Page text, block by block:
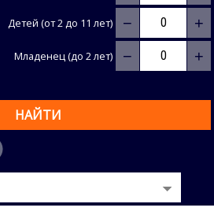
Детей (от 2 до 11 лет) − +
Младенец (до 2 лет) − +
НАЙТИ